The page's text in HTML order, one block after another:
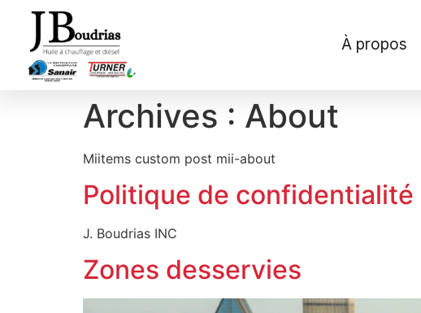
À propos
Archives : About
Miitems custom post mii-about
Politique de confidentialité
J. Boudrias INC
Zones desservies